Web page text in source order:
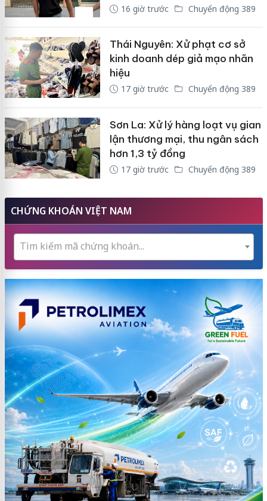
16 giờ trước Chuyển động 389
Thái Nguyên: Xử phạt cơ sở
kinh doanh dép giả mạo nhãn
hiệu
17 giờ trước Chuyển động 389
Sơn La: Xử lý hàng loạt vụ gian
lận thương mại, thu ngân sách
hơn 1,3 tỷ đồng
17 giờ trước Chuyển động 389
CHỨNG KHOÁN VIỆT NAM
Tìm kiếm mã chứng khoán...